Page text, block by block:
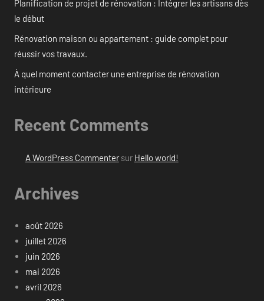
Planification de projet de rénovation : Intégrer les artisans dès
le début
Rénovation maison ou appartement : guide complet pour
réussir vos travaux.
À quel moment contacter une entreprise de rénovation
intérieure
Recent Comments
A WordPress Commentersur Hello world!
Archives
août 2026
juillet 2026
juin 2026
mai 2026
avril 2026